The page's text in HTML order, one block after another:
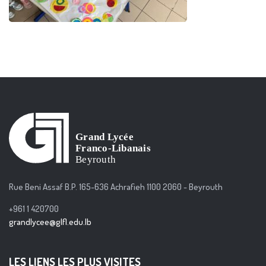
Rue Beni Assaf B.P. 165-636 Achrafieh 1100 2060 - Beyrouth
+961 1 420700
grandlycee@glfl.edu.lb
LES LIENS LES PLUS VISITES